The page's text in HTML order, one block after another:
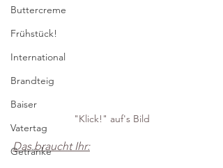
Buttercreme
Frühstück!
International
Brandteig
Baiser
Vatertag
Getränke
"Klick!" auf's Bild
Das braucht Ihr: